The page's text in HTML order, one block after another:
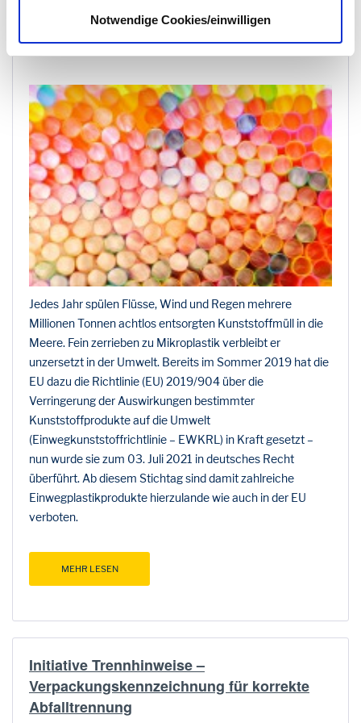
Notwendige Cookies/einwilligen
seit 03. Juli 2021 in Kraft
13.07.21
Jedes Jahr spülen Flüsse, Wind und Regen mehrere
Millionen Tonnen achtlos entsorgten Kunststoffmüll in die
Meere. Fein zerrieben zu Mikroplastik verbleibt er
unzersetzt in der Umwelt. Bereits im Sommer 2019 hat die
EU dazu die Richtlinie (EU) 2019/904 über die
Verringerung der Auswirkungen bestimmter
Kunststoffprodukte auf die Umwelt
(Einwegkunststoffrichtlinie – EWKRL) in Kraft gesetzt –
nun wurde sie zum 03. Juli 2021 in deutsches Recht
überführt. Ab diesem Stichtag sind damit zahlreiche
Einwegplastikprodukte hierzulande wie auch in der EU
verboten.
MEHR LESEN
Initiative Trennhinweise –
Verpackungskennzeichnung für korrekte
Abfalltrennung